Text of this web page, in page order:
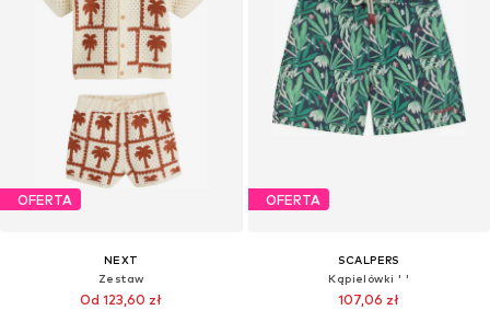
OFERTA
NEXT
Zestaw
Od 123,60 zł
OFERTA
SCALPERS
Kąpielówki ' '
107,06 zł